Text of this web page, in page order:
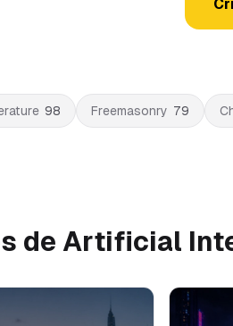
98 Freemasonry 79
de Artificial